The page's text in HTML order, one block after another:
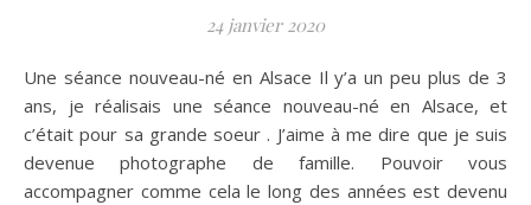
24 janvier 2020
Une séance nouveau-né en Alsace Il y’a un peu plus de 3
ans, je réalisais une séance nouveau-né en Alsace, et
c’était pour sa grande soeur . J’aime à me dire que je suis
devenue photographe de famille. Pouvoir vous
accompagner comme cela le long des années est devenu